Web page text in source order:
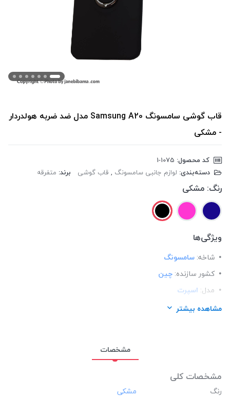
قاب گوشی سامسونگ Samsung A20 مدل ضد ضربه هولدردار
- مشکی
کد محصول:
دسته‌بندی: لوازم جانبی سامسونگ , قاب گوشی برند: متفرقه
رنگ: مشکی
ویژگی‌ها
شاخه: سامسونگ
کشور سازنده: چین
مدل: اسپرت
مناسب برای گوشی:
مشاهده بیشتر
مشخصات
مشخصات کلی
رنگ